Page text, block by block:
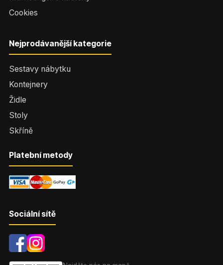
Cookies
Nejprodávanější kategorie
Sestavy nábytku
Kontejnery
Židle
Stoly
Skříně
Platební metody
Sociální sítě